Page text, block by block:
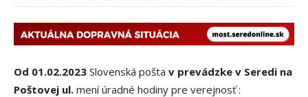
Od 01.02.2023 Slovenská pošta v prevádzke v Seredi na
Poštovej ul. mení úradné hodiny pre verejnosť :